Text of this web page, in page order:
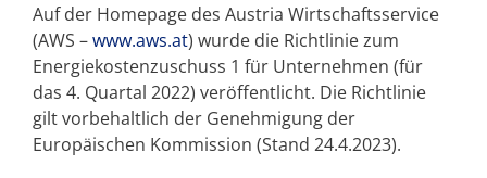
Auf der Homepage des Austria Wirtschaftsservice
(AWS –www.aws.at) wurde die Richtlinie zum
Energiekostenzuschuss 1 für Unternehmen (für
das 4. Quartal 2022) veröffentlicht. Die Richtlinie
gilt vorbehaltlich der Genehmigung der
Europäischen Kommission (Stand 24.4.2023).